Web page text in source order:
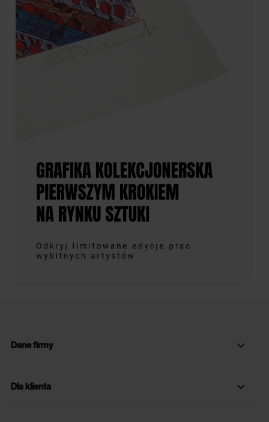
Dane firmy
Dla klienta